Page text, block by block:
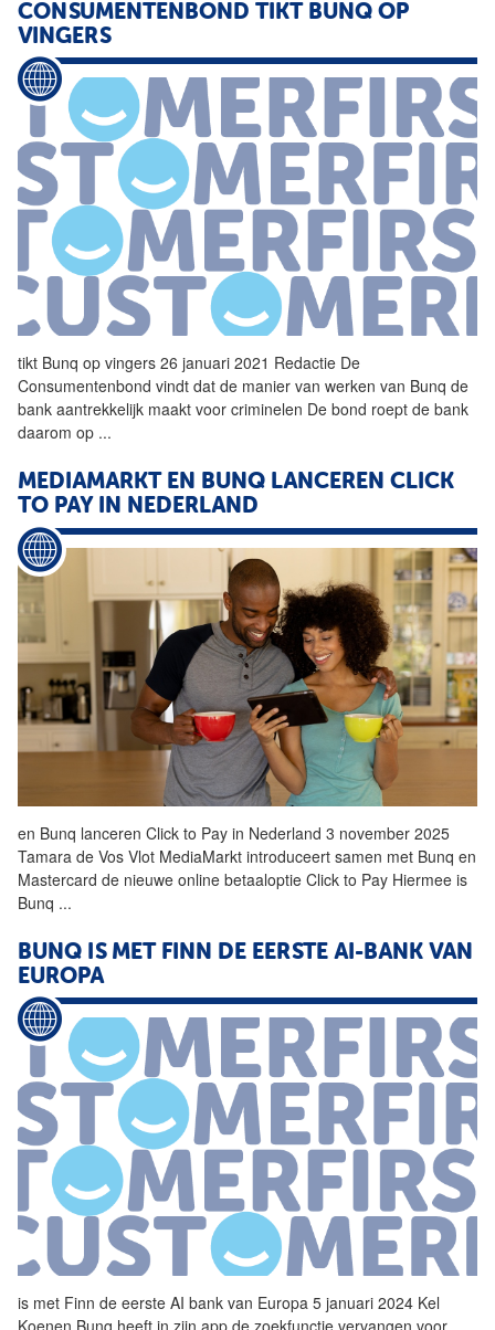
CONSUMENTENBOND TIKT BUNQ OP
VINGERS
tikt Bunq op vingers 26 januari 2021 Redactie De
Consumentenbond vindt dat de manier van werken van Bunq de
bank aantrekkelijk maakt voor criminelen De bond roept de bank
daarom op ...
MEDIAMARKT EN BUNQ LANCEREN CLICK
TO PAY IN NEDERLAND
en Bunq lanceren Click to Pay in Nederland 3 november 2025
Tamara de Vos Vlot MediaMarkt introduceert samen met Bunq en
Mastercard de nieuwe online betaaloptie Click to Pay Hiermee is
Bunq ...
BUNQ IS MET FINN DE EERSTE AI-BANK VAN
EUROPA
is met Finn de eerste AI bank van Europa 5 januari 2024 Kel